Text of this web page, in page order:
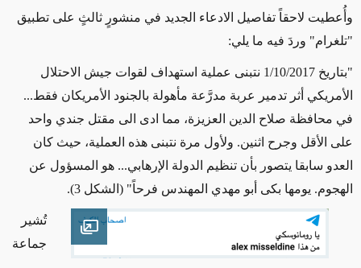
وأُعطيت لاحقاً تفاصيل الادعاء الجديد في منشورٍ ثالثٍ على تطبيق
"تلغرام" وردَ فيه ما يلي:
"بتاريخ
1/10/2017 نتبنى عملية استهداف لقوات جيش الاحتلال
الأمريكي أثر تدمير عربة مدرَّعة مأهولة بالجنود الأمريكان فقط...
في محافظة صلاح الدين العزيزة، مما ادى الى مقتل جندي واحد
على الأقل وجرح اثنين. ولأول مرة نتبنى هذه العملية، حيث كان
العدو سابقا يتصور بأن تنظيم الدولة الإرهابي... هو المسؤول عن
الهجوم. يومها بكى أبو مهدي المهندس فرحاً" (الشكل 3) .
Open image
تُشير
جماعة